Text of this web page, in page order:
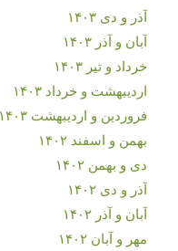
آذر و دی ۱۴۰۳
آبان و آذر ۱۴۰۳
خرداد و تیر ۱۴۰۳
اردیبهشت و خرداد ۱۴۰۳
فروردین و اردیبهشت ۱۴۰۳
بهمن و اسفند ۱۴۰۲
دی و بهمن ۱۴۰۲
آذر و دی ۱۴۰۲
آبان و آذر ۱۴۰۲
مهر و آبان ۱۴۰۲